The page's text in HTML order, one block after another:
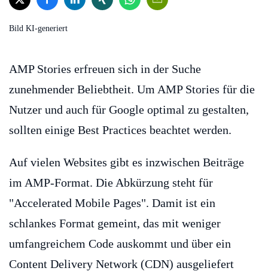
Bild KI-generiert
AMP Stories erfreuen sich in der Suche
zunehmender Beliebtheit. Um AMP Stories für die
Nutzer und auch für Google optimal zu gestalten,
sollten einige Best Practices beachtet werden.
Auf vielen Websites gibt es inzwischen Beiträge
im AMP-Format. Die Abkürzung steht für
"Accelerated Mobile Pages". Damit ist ein
schlankes Format gemeint, das mit weniger
umfangreichem Code auskommt und über ein
Content Delivery Network (CDN) ausgeliefert